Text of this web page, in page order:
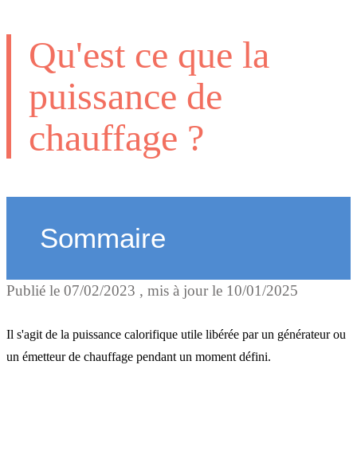
Qu'est ce que la
puissance de
chauffage ?
Sommaire
La puissance des
chauffage électrique
Publié le 07/02/2023 , mis à jour le 10/01/2025
Il s'agit de la puissance calorifique utile libérée par un générateur ou
un émetteur de chauffage pendant un moment défini.